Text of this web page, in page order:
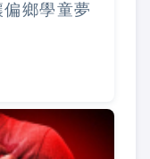
鄉學童夢